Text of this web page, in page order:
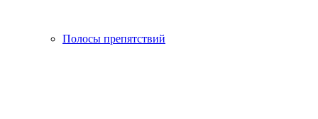
Полосы препятствий